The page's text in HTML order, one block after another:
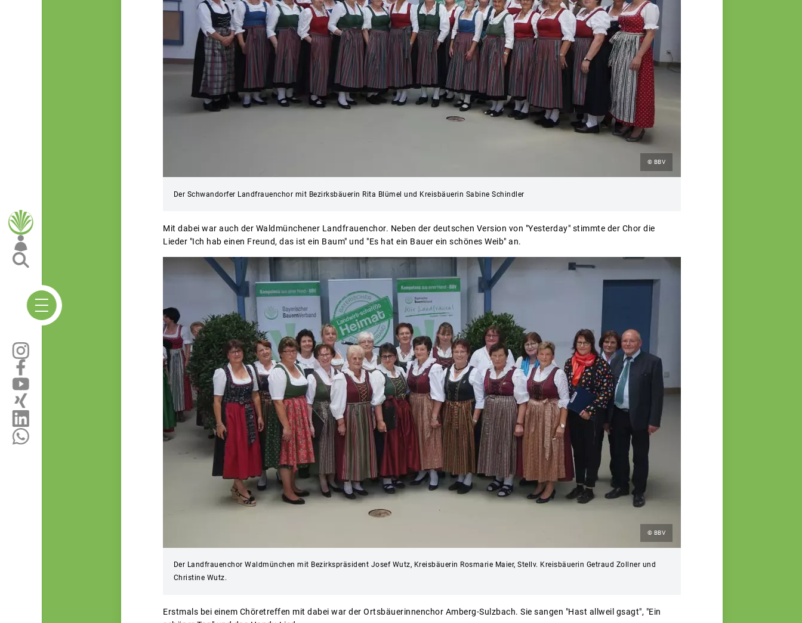
© BBV
Der Schwandorfer Landfrauenchor mit Bezirksbäuerin Rita Blümel und Kreisbäuerin Sabine Schindler
Mit dabei war auch der Waldmünchener Landfrauenchor. Neben der deutschen Version von "Yesterday" stimmte der Chor die
Lieder "Ich hab einen Freund, das ist ein Baum" und "Es hat ein Bauer ein schönes Weib" an.
© BBV
Der Landfrauenchor Waldmünchen mit Bezirkspräsident Josef Wutz, Kreisbäuerin Rosmarie Maier, Stellv. Kreisbäuerin Getraud Zollner und
Christine Wutz.
Erstmals bei einem Chöretreffen mit dabei war der Ortsbäuerinnenchor Amberg-Sulzbach. Sie sangen "Hast allweil gsagt", "Ein